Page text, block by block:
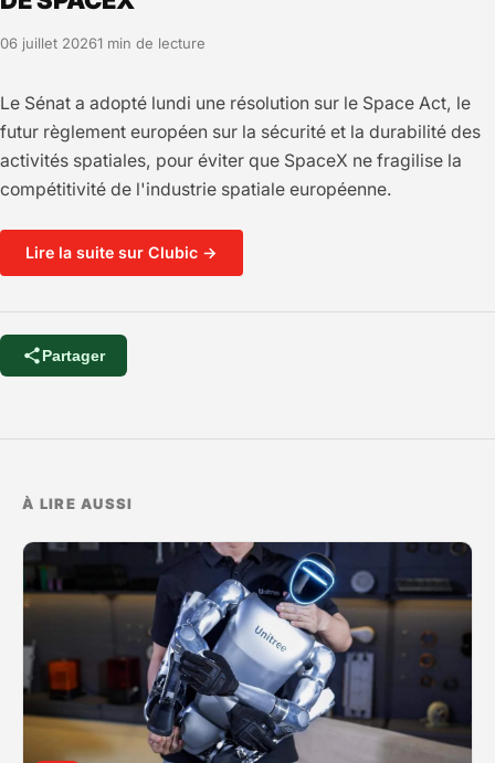
06 juillet 20261 min de lecture
Le Sénat a adopté lundi une résolution sur le Space Act, le
futur règlement européen sur la sécurité et la durabilité des
activités spatiales, pour éviter que SpaceX ne fragilise la
compétitivité de l'industrie spatiale européenne.
Lire la suite sur Clubic →
Partager
À LIRE AUSSI